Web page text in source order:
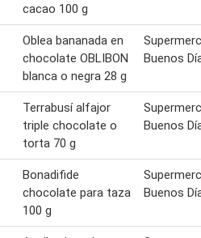
cacao 100 g
Oblea bananada en
chocolate OBLIBON
blanca o negra 28 g
Buenos
Terrabusí alfajor
triple chocolate o
torta 70 g
Buenos
Bonadifide
chocolate para taza
100 g
Buenos